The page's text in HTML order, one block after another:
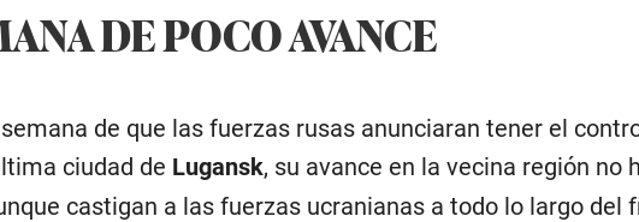
DE POCO AVANCE
de que las fuerzas rusas anunciaran tener el
ciudad de Lugansk, su avance en la vecina región no
castigan a las fuerzas ucranianas a todo lo largo del